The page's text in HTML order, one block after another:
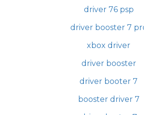
driver 76 psp
driver booster 7
xbox driver
driver booster
driver booter 7
booster driver 7